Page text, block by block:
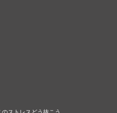
ストレスどう抜こう